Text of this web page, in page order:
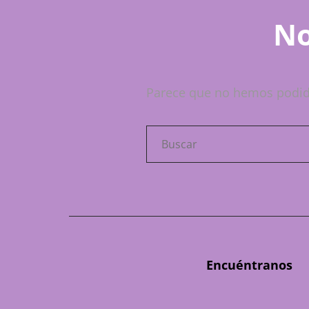
Parece que no hemos
Encuéntranos